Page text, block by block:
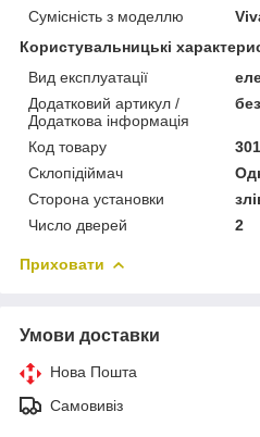
Сумісність з моделлю
Користувальницькі
Вид експлуатації
Додатковий артикул /
Додаткова інформація
Код товару
Склопідіймач
Сторона установки
Число дверей
2
Приховати
Умови доставки
Нова Пошта
Самовивіз